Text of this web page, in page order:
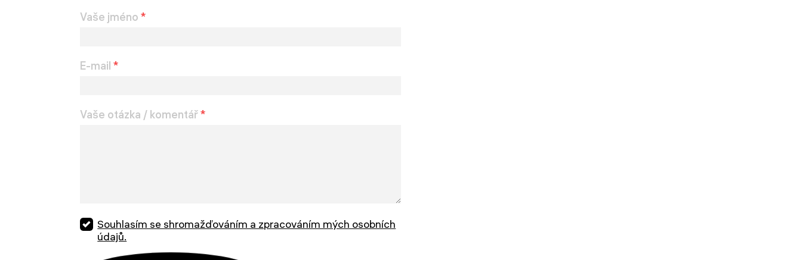
Vaše jméno *
E-mail *
Vaše otázka / komentář*
Souhlasím se shromažďováním a zpracováním mých osobních
údajů.